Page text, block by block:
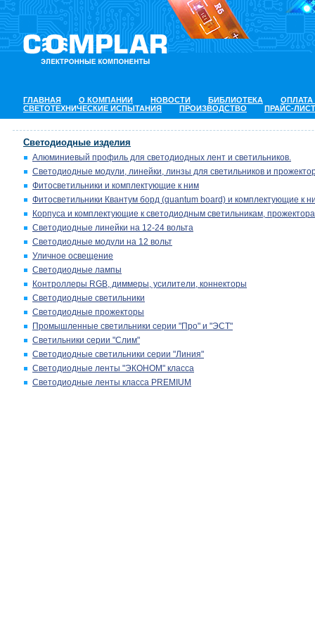
ГЛАВНАЯ О КОМПАНИИ НОВОСТИ БИБЛИОТЕКА
ОПЛАТА
СВЕТОТЕХНИЧЕСКИЕ ИСПЫТАНИЯ
ПРОИЗВОДСТВО ПРАЙС-ЛИСТ
Светодиодные изделия
Алюминиевый профиль для светодиодных лент и светильников.
Светодиодные модули, линейки, линзы для светильников и
Фитосветильники и комплектующие к ним
Фитосветильники Квантум борд (quantum board) и комплектующие к
Корпуса и комплектующие к светодиодным светильникам,
Светодиодные линейки на 12-24 вольта
Светодиодные модули на 12 вольт
Уличное освещение
Светодиодные лампы
Контроллеры RGB, диммеры, усилители, коннекторы
Светодиодные светильники
Светодиодные прожекторы
Промышленные светильники серии "Про" и "ЭСТ"
Светильники серии "Слим"
Светодиодные светильники серии "Линия"
Светодиодные ленты "ЭКОНОМ" класса
Светодиодные ленты класса PREMIUM